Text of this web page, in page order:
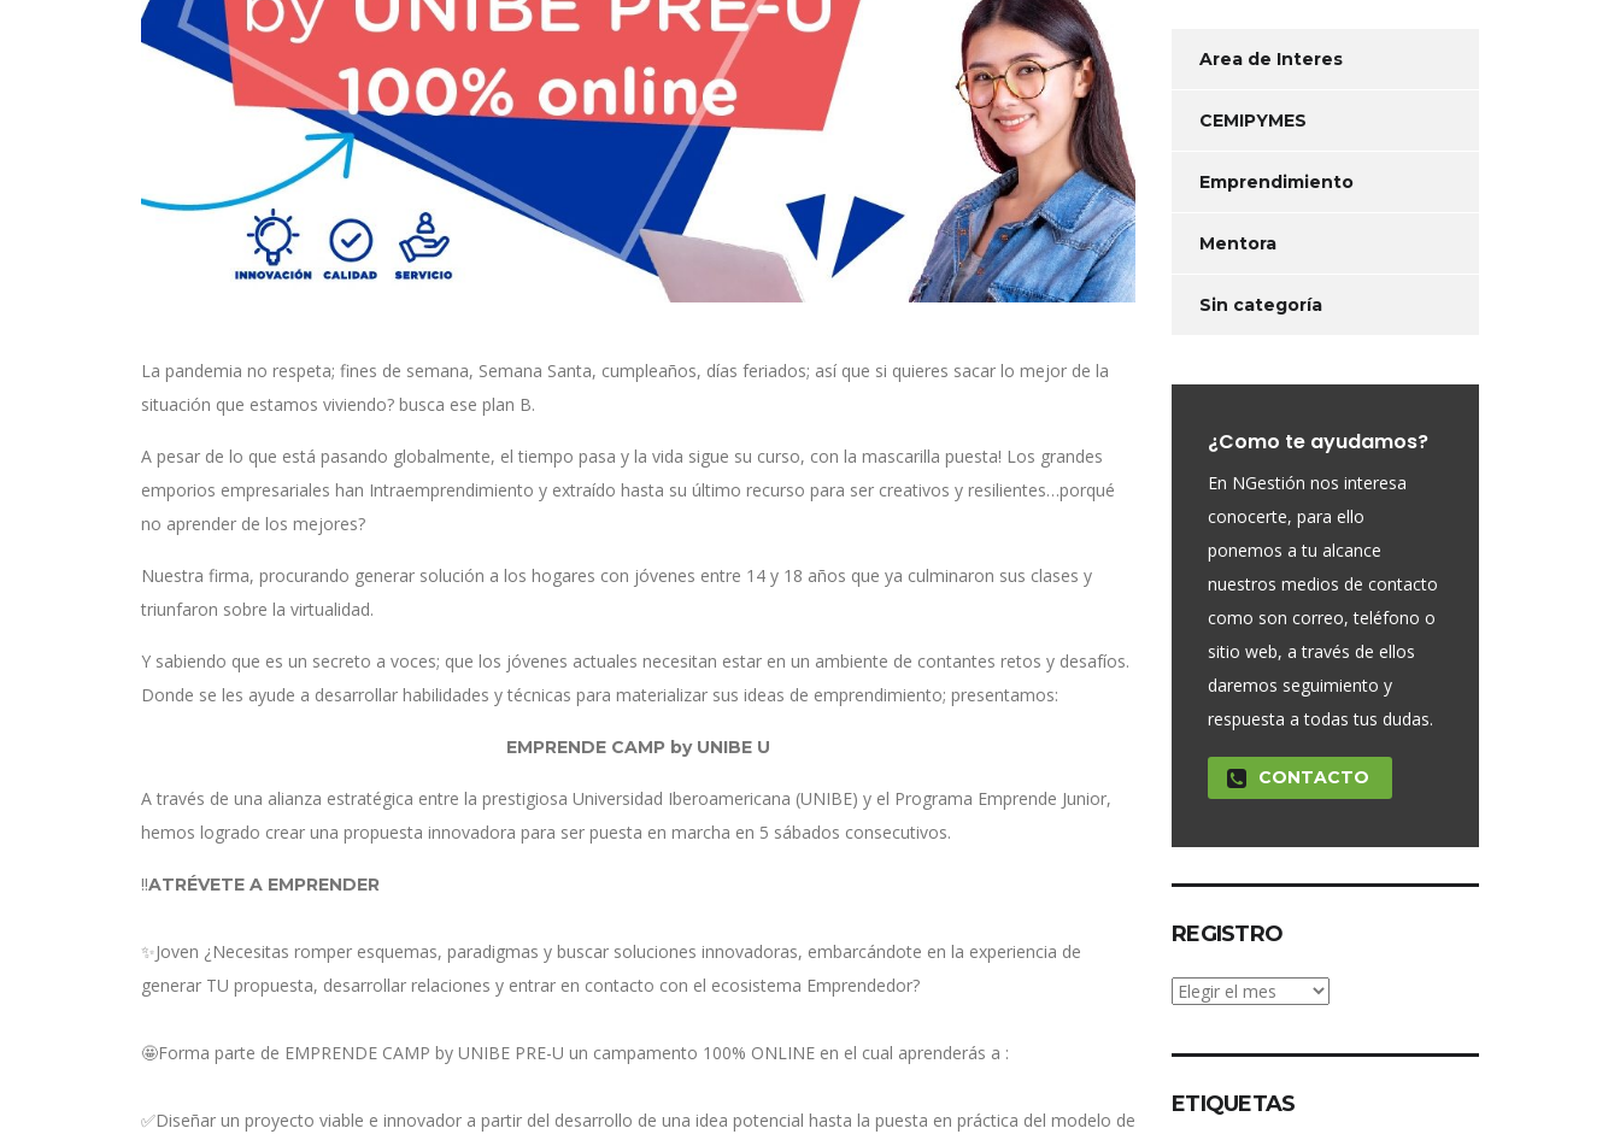
La pandemia no respeta; fines de semana, Semana Santa, cumpleaños, días feriados; así que si quieres sacar lo mejor de la
situación que estamos viviendo? busca ese plan B.
A pesar de lo que está pasando globalmente, el tiempo pasa y la vida sigue su curso, con la mascarilla puesta! Los grandes
emporios empresariales han Intraemprendimiento y extraído hasta su último recurso para ser creativos y resilientes…porqué
no aprender de los mejores?
Nuestra firma, procurando generar solución a los hogares con jóvenes entre 14 y 18 años que ya culminaron sus clases y
triunfaron sobre la virtualidad.
Y sabiendo que es un secreto a voces; que los jóvenes actuales necesitan estar en un ambiente de contantes retos y desafíos.
Donde se les ayude a desarrollar habilidades y técnicas para materializar sus ideas de emprendimiento; presentamos:
EMPRENDE CAMP by UNIBE U
A través de una alianza estratégica entre la prestigiosa Universidad Iberoamericana (UNIBE) y el Programa Emprende Junior,
hemos logrado crear una propuesta innovadora para ser puesta en marcha en 5 sábados consecutivos.
‼️ATRÉVETE A EMPRENDER⁣
✨Joven ¿Necesitas romper esquemas, paradigmas y buscar soluciones innovadoras, embarcándote en la experiencia de
generar TU propuesta, desarrollar relaciones y entrar en contacto con el ecosistema Emprendedor? ⁣⁣
🤩Forma parte de EMPRENDE CAMP by UNIBE PRE-U un campamento 100% ONLINE en el cual aprenderás a :⁣⁣
✅Diseñar un proyecto viable e innovador a partir del desarrollo de una idea potencial hasta la puesta en práctica del modelo de
Area de Interes
CEMIPYMES
Emprendimiento
Mentora
Sin categoría
¿Como te ayudamos?
En NGestión nos interesa
conocerte, para ello
ponemos a tu alcance
nuestros medios de contacto
como son correo, teléfono o
sitio web, a través de ellos
daremos seguimiento y
respuesta a todas tus dudas.
CONTACTO
REGISTRO
Registro
ETIQUETAS